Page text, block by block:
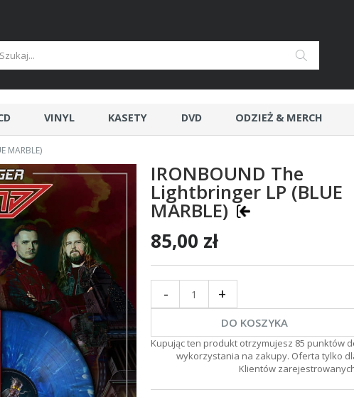
VINYL KASETY DVD ODZIEŻ & MERCH
MARBLE)
IRONBOUND The
Lightbringer LP (BLUE
MARBLE)
85,00 zł
- +
DO KOSZYKA
Kupując ten produkt otrzymujesz 85 punktów
wykorzystania na zakupy. Oferta tylko
Klientów